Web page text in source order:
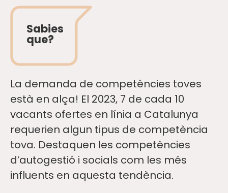
Sabies
que?
La demanda de competències toves
està en alça! El 2023, 7 de cada 10
vacants ofertes en línia a Catalunya
requerien algun tipus de competència
tova. Destaquen les competències
d’autogestió i socials com les més
influents en aquesta tendència.